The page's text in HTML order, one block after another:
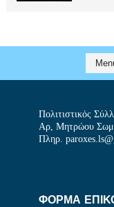
Πολιτιστικός
Αρ, Μητρώου
Πληρ.
ΦΟΡΜΑ